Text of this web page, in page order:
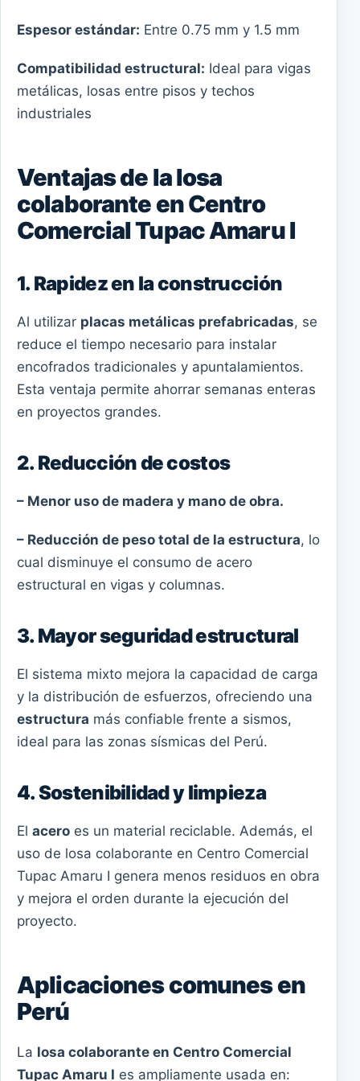
Espesor estándar: Entre 0.75 mm y 1.5 mm
Compatibilidad estructural: Ideal para vigas
metálicas, losas entre pisos y techos
industriales
Ventajas de la losa
colaborante en Centro
Comercial Tupac Amaru I
1. Rapidez en la construcción
Al utilizar placas metálicas prefabricadas, se
reduce el tiempo necesario para instalar
encofrados tradicionales y apuntalamientos.
Esta ventaja permite ahorrar semanas enteras
en proyectos grandes.
2. Reducción de costos
– Menor uso de madera y mano de obra.
– Reducción de peso total de la estructura, lo
cual disminuye el consumo de acero
estructural en vigas y columnas.
3. Mayor seguridad estructural
El sistema mixto mejora la capacidad de carga
y la distribución de esfuerzos, ofreciendo una
estructura más confiable frente a sismos,
ideal para las zonas sísmicas del Perú.
4. Sostenibilidad y limpieza
El acero es un material reciclable. Además, el
uso de losa colaborante en Centro Comercial
Tupac Amaru I genera menos residuos en obra
y mejora el orden durante la ejecución del
proyecto.
Aplicaciones comunes en
Perú
La losa colaborante en Centro Comercial
Tupac Amaru I es ampliamente usada en: